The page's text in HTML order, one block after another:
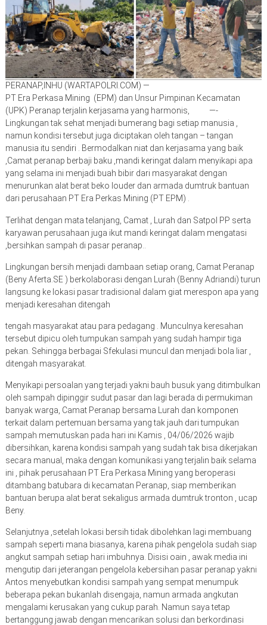
PERANAP,INHU (WARTAPOLRI.COM) —
PT Era Perkasa Mining (EPM) dan Unsur Pimpinan Kecamatan
(UPK) Peranap terjalin kerjasama yang harmonis, —-
Lingkungan tak sehat menjadi bumerang bagi setiap manusia ,
namun kondisi tersebut juga diciptakan oleh tangan – tangan
manusia itu sendiri . Bermodalkan niat dan kerjasama yang baik
,Camat peranap berbaji baku ,mandi keringat dalam menyikapi apa
yang selama ini menjadi buah bibir dari masyarakat dengan
menurunkan alat berat beko louder dan armada dumtruk bantuan
dari perusahaan PT Era Perkas Mining (PT EPM) .
Terlihat dengan mata telanjang, Camat , Lurah dan Satpol PP serta
karyawan perusahaan juga ikut mandi keringat dalam mengatasi
,bersihkan sampah di pasar peranap..
Lingkungan bersih menjadi dambaan setiap orang, Camat Peranap
(Beny Aferta.SE ) berkolaborasi dengan Lurah (Benny Adriandi) turun
langsung ke lokasi pasar tradisional dalam giat merespon apa yang
menjadi keresahan ditengah
tengah masyarakat atau para pedagang . Munculnya keresahan
tersebut dipicu oleh tumpukan sampah yang sudah hampir tiga
pekan. Sehingga berbagai Sfekulasi muncul dan menjadi bola liar ,
ditengah masyarakat.
Menyikapi persoalan yang terjadi yakni bauh busuk yang ditimbulkan
oleh sampah dipinggir sudut pasar dan lagi berada di permukiman
banyak warga, Camat Peranap bersama Lurah dan komponen
terkait dalam pertemuan bersama yang tak jauh dari tumpukan
sampah memutuskan pada hari ini Kamis , 04/06/2026 wajib
dibersihkan, karena kondisi sampah yang sudah tak bisa dikerjakan
secara manual, maka dengan komunikasi yang terjalin baik selama
ini , pihak perusahaan PT Era Perkasa Mining yang beroperasi
ditambang batubara di kecamatan Peranap, siap memberikan
bantuan berupa alat berat sekaligus armada dumtruk tronton , ucap
Beny.
Selanjutnya ,setelah lokasi bersih tidak dibolehkan lagi membuang
sampah seperti mana biasanya, karena pihak pengelola sudah siap
angkut sampah setiap hari imbuhnya. Disisi oain , awak media ini
mengutip dari jeterangan pengelola kebersihan pasar peranap yakni
Antos menyebutkan kondisi sampah yang sempat menumpuk
beberapa pekan bukanlah disengaja, namun armada angkutan
mengalami kerusakan yang cukup parah. Namun saya tetap
bertanggung jawab dengan mencarikan solusi dan berkordinasi